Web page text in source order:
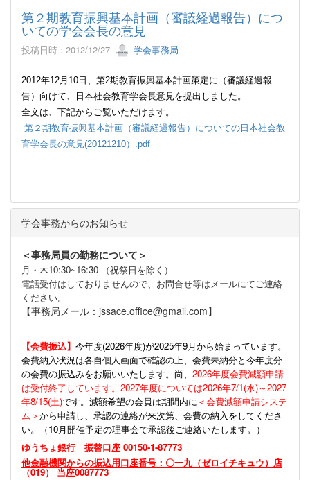
第２期教育振興基本計画（審議経過報告）につ
いての学会会長の意見
投稿日時 : 2012/12/27 学会事務局
2012年12月 10 日、第2期教育振興基本計画策定に（審議経過報
告）向けて、日本社会教育学会長意見を提出しました。
全文は、下記からご覧いただけます。
第２期教育振興基本計画（審議経過報告）についての日本社会教
育学会長の意見(20121210）.pdf
学会事務からのお知らせ
＜事務局員の勤務について＞
月・木10:30~16:30 （祝祭日を除く）
電話受付はしておりませんので、お問合せ等はメールにてご連絡
ください。
【事務局メール：jssace.office@gmail.com】
【会費振込】 今年度(2026年度)が2025年9月から始まっています。
会費納入状況は各自個人画面で確認の上、会費未納分と今年度分
の会費の振込みをお願いいたします。尚、 2026年度会費減額申請
は受付終了しています。2027年度については2026年7/1(水)～2027
年8/15(土)です。減額希望の会員は期間内に ＜会費減額申請システ
ム＞から申請し、承認の連絡が来次第、会費の納入をしてくださ
い。（10月開催予定の理事会で承認後ご連絡いたします。）
ゆうちょ銀行 振替口座 00150-1-87773
他金融機関からの振込用口座番号：〇一九（ゼロイチキュウ）店
（019） 当座0087773